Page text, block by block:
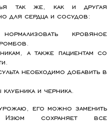
так же, как и другая
для сердца и сосудов:
кровяное
а также пациентам со
необходимо добавить в
и черника.
его можно заменить
Изюм сохраняет все